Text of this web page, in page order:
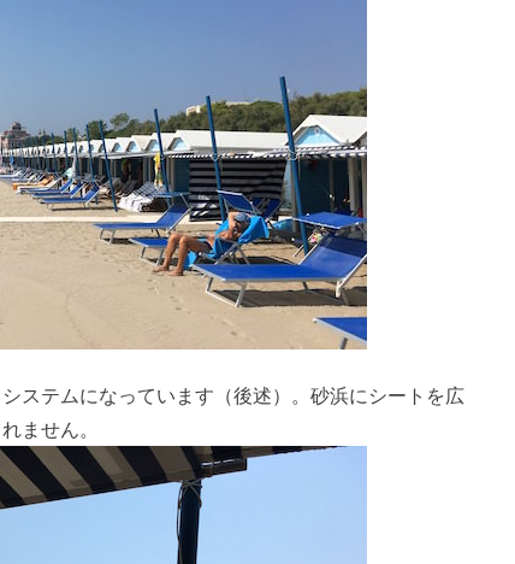
ステムになっています（後述）。砂浜にシートを広
ません。